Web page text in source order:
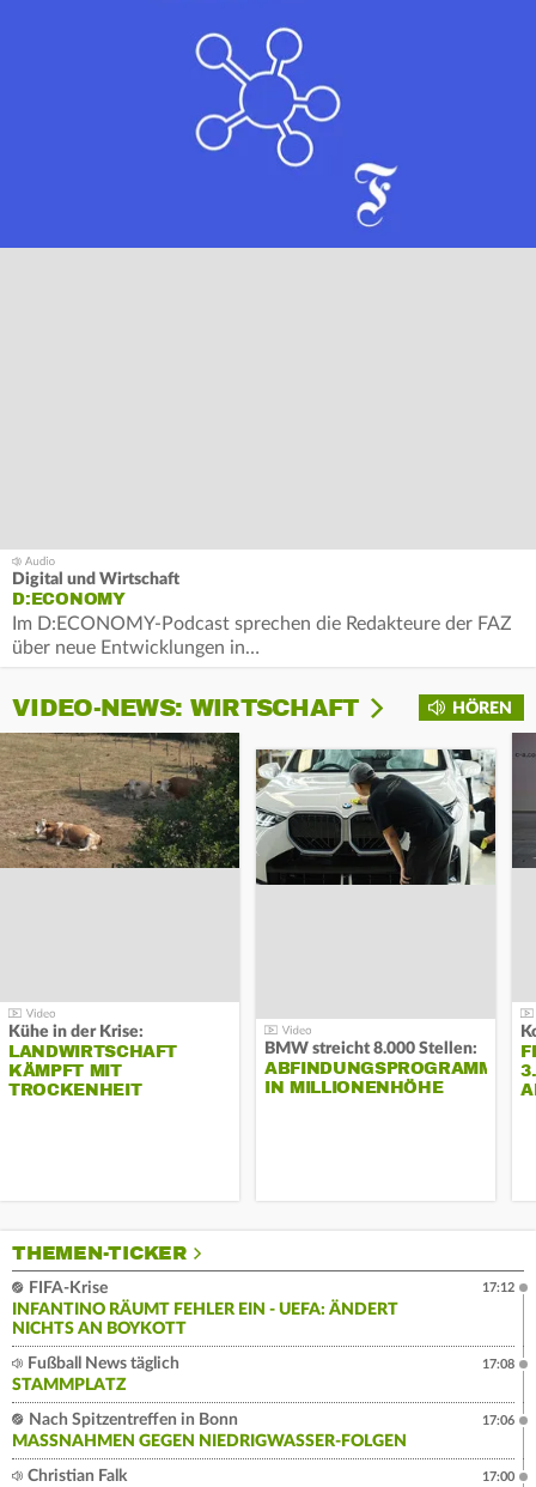
Digital und Wirtschaft
D:ECONOMY
Im D:ECONOMY-Podcast sprechen die Redakteure der FAZ
über neue Entwicklungen in…
HÖREN
VIDEO-NEWS: WIRTSCHAFT
Kühe in der Krise:
LANDWIRTSCHAFT
KÄMPFT MIT
TROCKENHEIT
BMW streicht 8.000 Stellen:
ABFINDUNGSPROGRAMM
IN MILLIONENHÖHE
THEMEN-TICKER
FIFA-Krise
INFANTINO RÄUMT FEHLER EIN - UEFA: ÄNDERT
NICHTS AN BOYKOTT
17:12
Fußball News täglich
STAMMPLATZ
17:08
Nach Spitzentreffen in Bonn
MASSNAHMEN GEGEN NIEDRIGWASSER-FOLGEN
17:06
Christian Falk
17:00